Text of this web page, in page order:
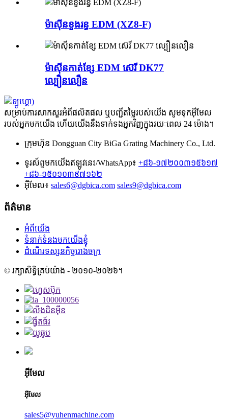
ម៉ាស៊ីនខួងរន្ធ EDM (XZ8-F)
ម៉ាស៊ីនកាត់ខ្សែ EDM ស៊េរី DK77
ល្បឿនលឿន
សម្រាប់ការសាកសួរអំពីផលិតផល ឬបញ្ជីតម្លៃរបស់យើង សូមទុកអ៊ីមែល
របស់អ្នកមកយើង ហើយយើងនឹងទាក់ទងអ្នកវិញក្នុងរយៈពេល 24 ម៉ោង។
ក្រុមហ៊ុន Dongguan City BiGa Grating Machinery Co., Ltd.
ទូរស័ព្ទមកយើងឥឡូវនេះ/WhatsApp៖ +៨៦-១៧២០០៣១៥៦១៧
+៨៦-១៥០១០៣៩៧១៦២
អ៊ីមែល៖ sales6@dgbica.com sales9@dgbica.com
ព័ត៌មាន
អំពីយើង
ទំនាក់ទំនងមកយើងខ្ញុំ
ដំណើរទស្សនកិច្ចរោងចក្រ
© រក្សាសិទ្ធិគ្រប់យ៉ាង - ២០១០-២០២៦។
អ៊ីមែល
អ៊ីមែល
sales5@yuhenmachine.com